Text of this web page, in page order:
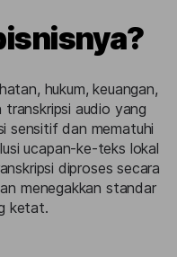
hukum, keuangan,
transkripsi audio yang
sensitif dan mematuhi
ucapan-ke-teks lokal
diproses secara
menegakkan standar
ketat.